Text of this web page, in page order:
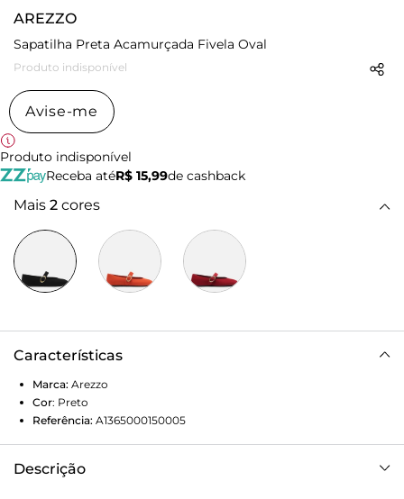
AREZZO
Sapatilha Preta Acamurçada Fivela Oval
Produto indisponível
Avise-me
Produto indisponível
Receba atéR$ 15,99de cashback
Mais 2 cores
Características
Marca: Arezzo
Cor: Preto
Referência: A1365000150005
Descrição